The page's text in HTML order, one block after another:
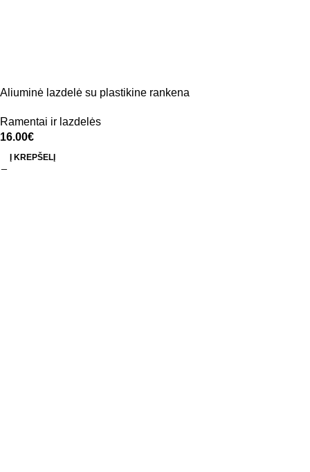
Aliuminė lazdelė su plastikine rankena
Ramentai ir lazdelės
16.00€
Į KREPŠELĮ